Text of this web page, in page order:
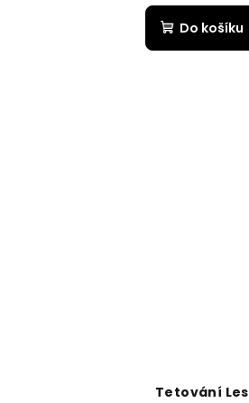
Do košíku
Tetování Les